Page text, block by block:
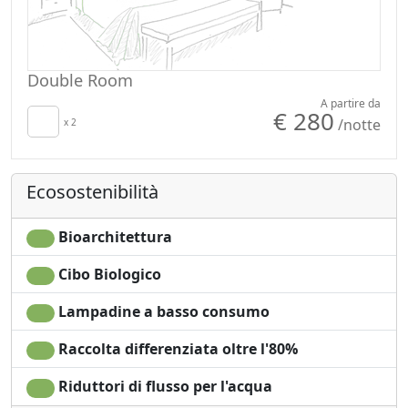
percorsi escursionistici più rinomati della zona. In
inverno potrete accedere alle piste sciistiche limitrofe
tramite un servizio navetta.
Il centro benessere La Mine du Bien-être e la palestra
sono fruibili gratuitamente. Imperdibile la vasca
idromassaggio all'aperto con vista panoramica. Il
ristorante La Cassolette vi propone squisite specialità
italiane.
Double Room
x 2
A partire da
€ 280 /notte
Ecosostenibilità
Bioarchitettura
Cibo Biologico
Lampadine a basso consumo
Raccolta differenziata oltre l'80%
Riduttori di flusso per l'acqua